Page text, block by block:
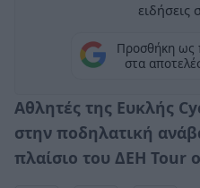
ειδήσεις
Προσθήκη ως
στα
Αθλητές της Ευκλής
στην ποδηλατική
πλαίσιο του ΔΕΗ Tour